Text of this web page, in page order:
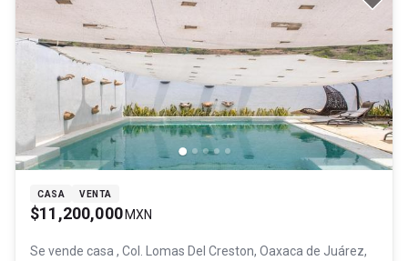
CASA VENTA
$11,200,000 MXN
Se vende casa , Col. Lomas Del Creston, Oaxaca de Juárez,